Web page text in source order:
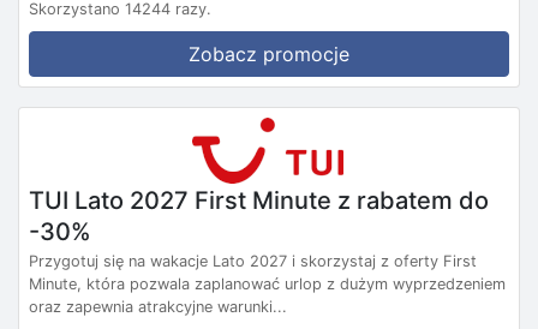
Skorzystano 14244 razy.
Zobacz promocje
TUI Lato 2027 First Minute z rabatem do
-30%
Przygotuj się na wakacje Lato 2027 i skorzystaj z oferty First
Minute, która pozwala zaplanować urlop z dużym wyprzedzeniem
oraz zapewnia atrakcyjne warunki...